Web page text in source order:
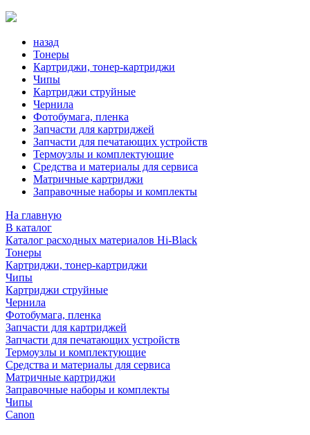
назад
Тонеры
Картриджи, тонер-картриджи
Чипы
Картриджи струйные
Чернила
Фотобумага, пленка
Запчасти для картриджей
Запчасти для печатающих устройств
Термоузлы и комплектующие
Средства и материалы для сервиса
Матричные картриджи
Заправочные наборы и комплекты
На главную
В каталог
Каталог расходных материалов Hi-Black
Тонеры
Картриджи, тонер-картриджи
Чипы
Картриджи струйные
Чернила
Фотобумага, пленка
Запчасти для картриджей
Запчасти для печатающих устройств
Термоузлы и комплектующие
Средства и материалы для сервиса
Матричные картриджи
Заправочные наборы и комплекты
Чипы
Canon